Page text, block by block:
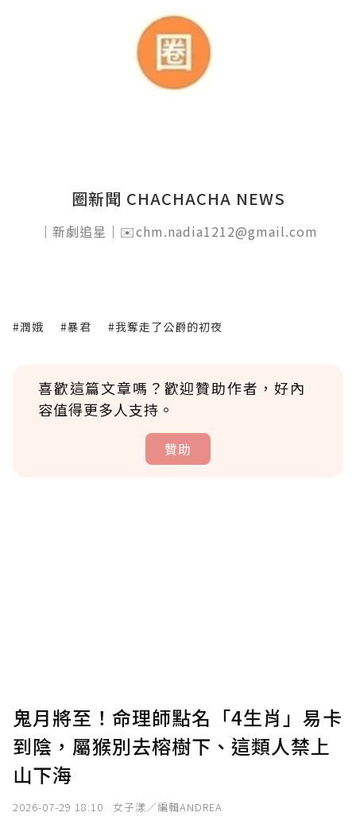
圈新聞 CHACHACHA NEWS
｜新劇追星｜✉️chm.nadia1212@gmail.com
#潤娥 #暴君 #我奪走了公爵的初夜
喜歡這篇文章嗎？歡迎贊助作者，好內
容值得更多人支持。
贊助
確認送出
鬼月將至！命理師點名「4生肖」易卡
到陰，屬猴別去榕樹下、這類人禁上
山下海
2026-07-29 18:10 女子漾／編輯ANDREA